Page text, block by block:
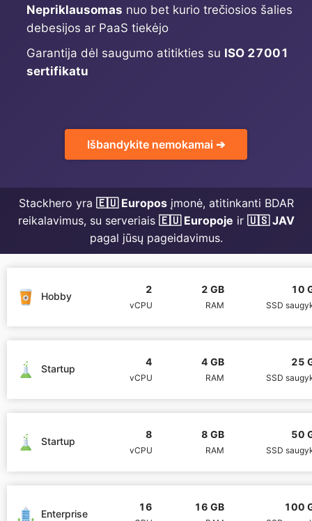
Mattermost
Meilisearch
Mercure-Hub
MinIO
Mosquitto
Nextcloud
NocoDB
Node-RED
Nepriklausomas nuo bet kurio trečiosios šalies
debesijos ar PaaS tiekėjo
Garantija dėl saugumo atitikties su ISO 27001
sertifikatu
Išbandykite nemokamai ➔
Stackhero yra 🇪🇺 Europosįmonė, atitinkanti BDAR
reikalavimus, su serveriais 🇪🇺 Europoje ir 🇺🇸 JAV
pagal jūsų pageidavimus.
Hobby
2
vCPU
2 GB
RAM
10
SSD
Startup
4
vCPU
4 GB
RAM
25
SSD
Startup
8
vCPU
8 GB
RAM
50
SSD
Enterprise
16 16 GB 100